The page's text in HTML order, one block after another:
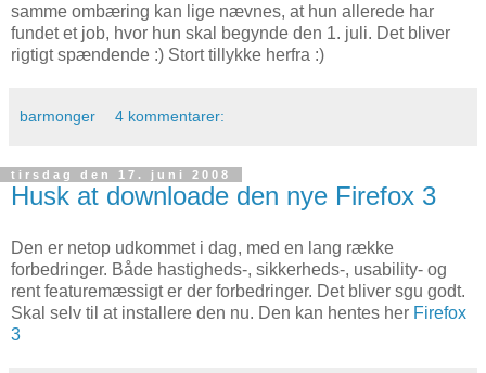
samme ombæring kan lige nævnes, at hun allerede har
fundet et job, hvor hun skal begynde den 1. juli. Det bliver
rigtigt spændende :) Stort tillykke herfra :)
barmonger 4 kommentarer:
tirsdag den 17. juni 2008
Husk at downloade den nye Firefox 3
Den er netop udkommet i dag, med en lang række
forbedringer. Både hastigheds-, sikkerheds-, usability- og
rent featuremæssigt er der forbedringer. Det bliver sgu godt.
Skal selv til at installere den nu. Den kan hentes her Firefox
3